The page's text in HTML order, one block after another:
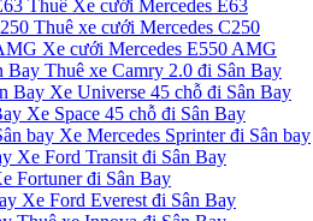
Thuê Xe cưới Mercedes E63
Thuê xe cưới Mercedes C250
Xe cưới Mercedes E550 AMG
Thuê xe Camry 2.0 đi Sân Bay
Xe Universe 45 chỗ đi Sân Bay
Xe Space 45 chỗ đi Sân Bay
Xe Mercedes Sprinter đi Sân bay
Xe Ford Transit đi Sân Bay
Fortuner đi Sân Bay
Xe Ford Everest đi Sân Bay